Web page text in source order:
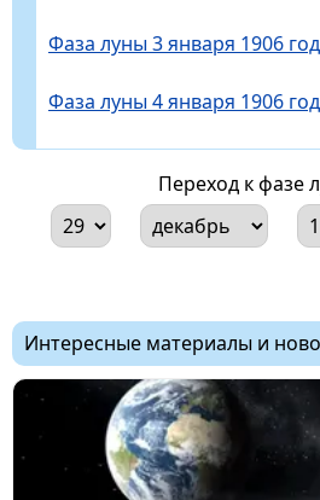
Фаза луны 3 января 1906
Фаза луны 4 января 1906
Переход к фазе
Интересные материалы и